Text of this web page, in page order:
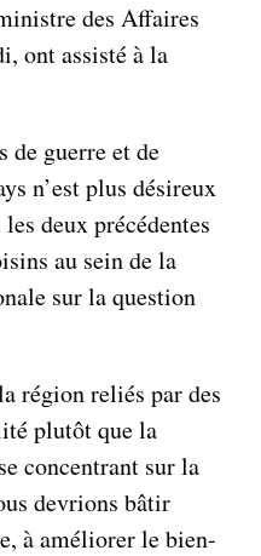
des Affaires
ont assisté à la
de guerre et de
n’est plus désireux
deux précédentes
au sein de la
sur la question
région reliés par des
plutôt que la
concentrant sur la
devrions bâtir
à améliorer le bien-